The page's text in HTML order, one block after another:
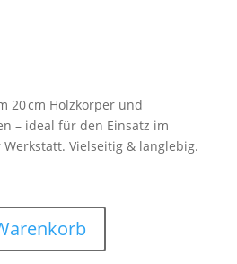
20 cm Holzkörper und
– ideal für den Einsatz im
Vielseitig & langlebig.